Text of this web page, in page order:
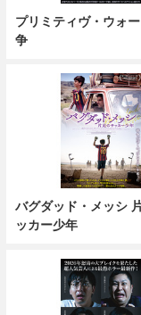
プリミティヴ・ウォ
争
バグダッド・メッシ
ッカー少年